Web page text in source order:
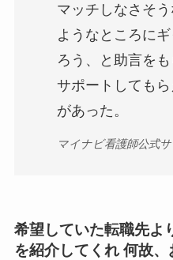
マッチしなさそ
ようなところに
ろう、と助言を
サポートしても
があった。
マイナビ看護師公式サ
希望していた転職先よ
を紹介してくれ 何故